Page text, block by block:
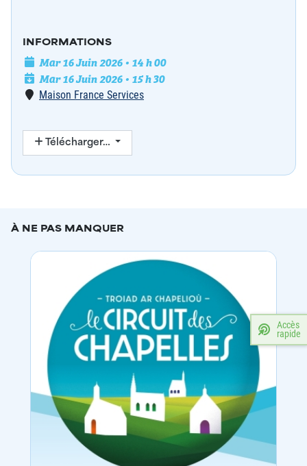
INFORMATIONS
Date de l'événement
Mar 16 Juin 2026 • 14 h 00
Date de fin
Mar 16 Juin 2026 • 15 h 30
Lieu
Maison France Services
Télécharger…
À NE PAS MANQUER
Accès
rapide